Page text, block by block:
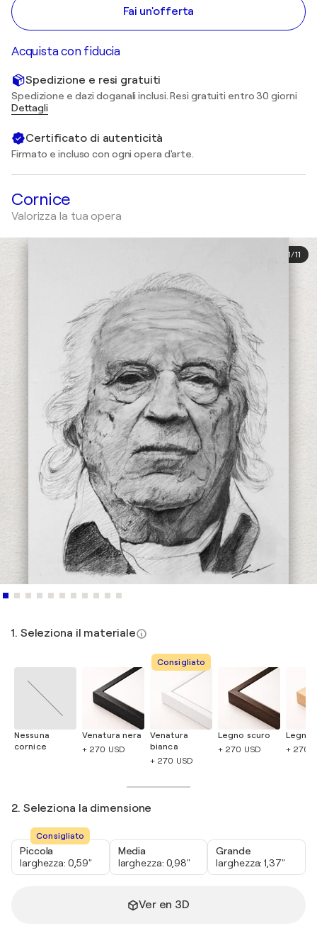
Fai un'offerta
Acquista con fiducia
Spedizione e resi gratuiti
Spedizione e dazi doganali inclusi. Resi gratuiti entro 30 giorni
Dettagli
Certificato di autenticità
Firmato e incluso con ogni opera d'arte.
Cornice
Valorizza la tua opera
1/11
1. Seleziona il materiale
Nessuna
cornice
Venatura nera
+ 270 USD
Consigliato
Venatura
bianca
+ 270 USD
Legno scuro
+ 270 USD
Legno
+ 270
2. Seleziona la dimensione
Consigliato
Piccola
larghezza: 0,59"
Media
larghezza: 0,98"
Grande
larghezza: 1,37"
Ver en 3D